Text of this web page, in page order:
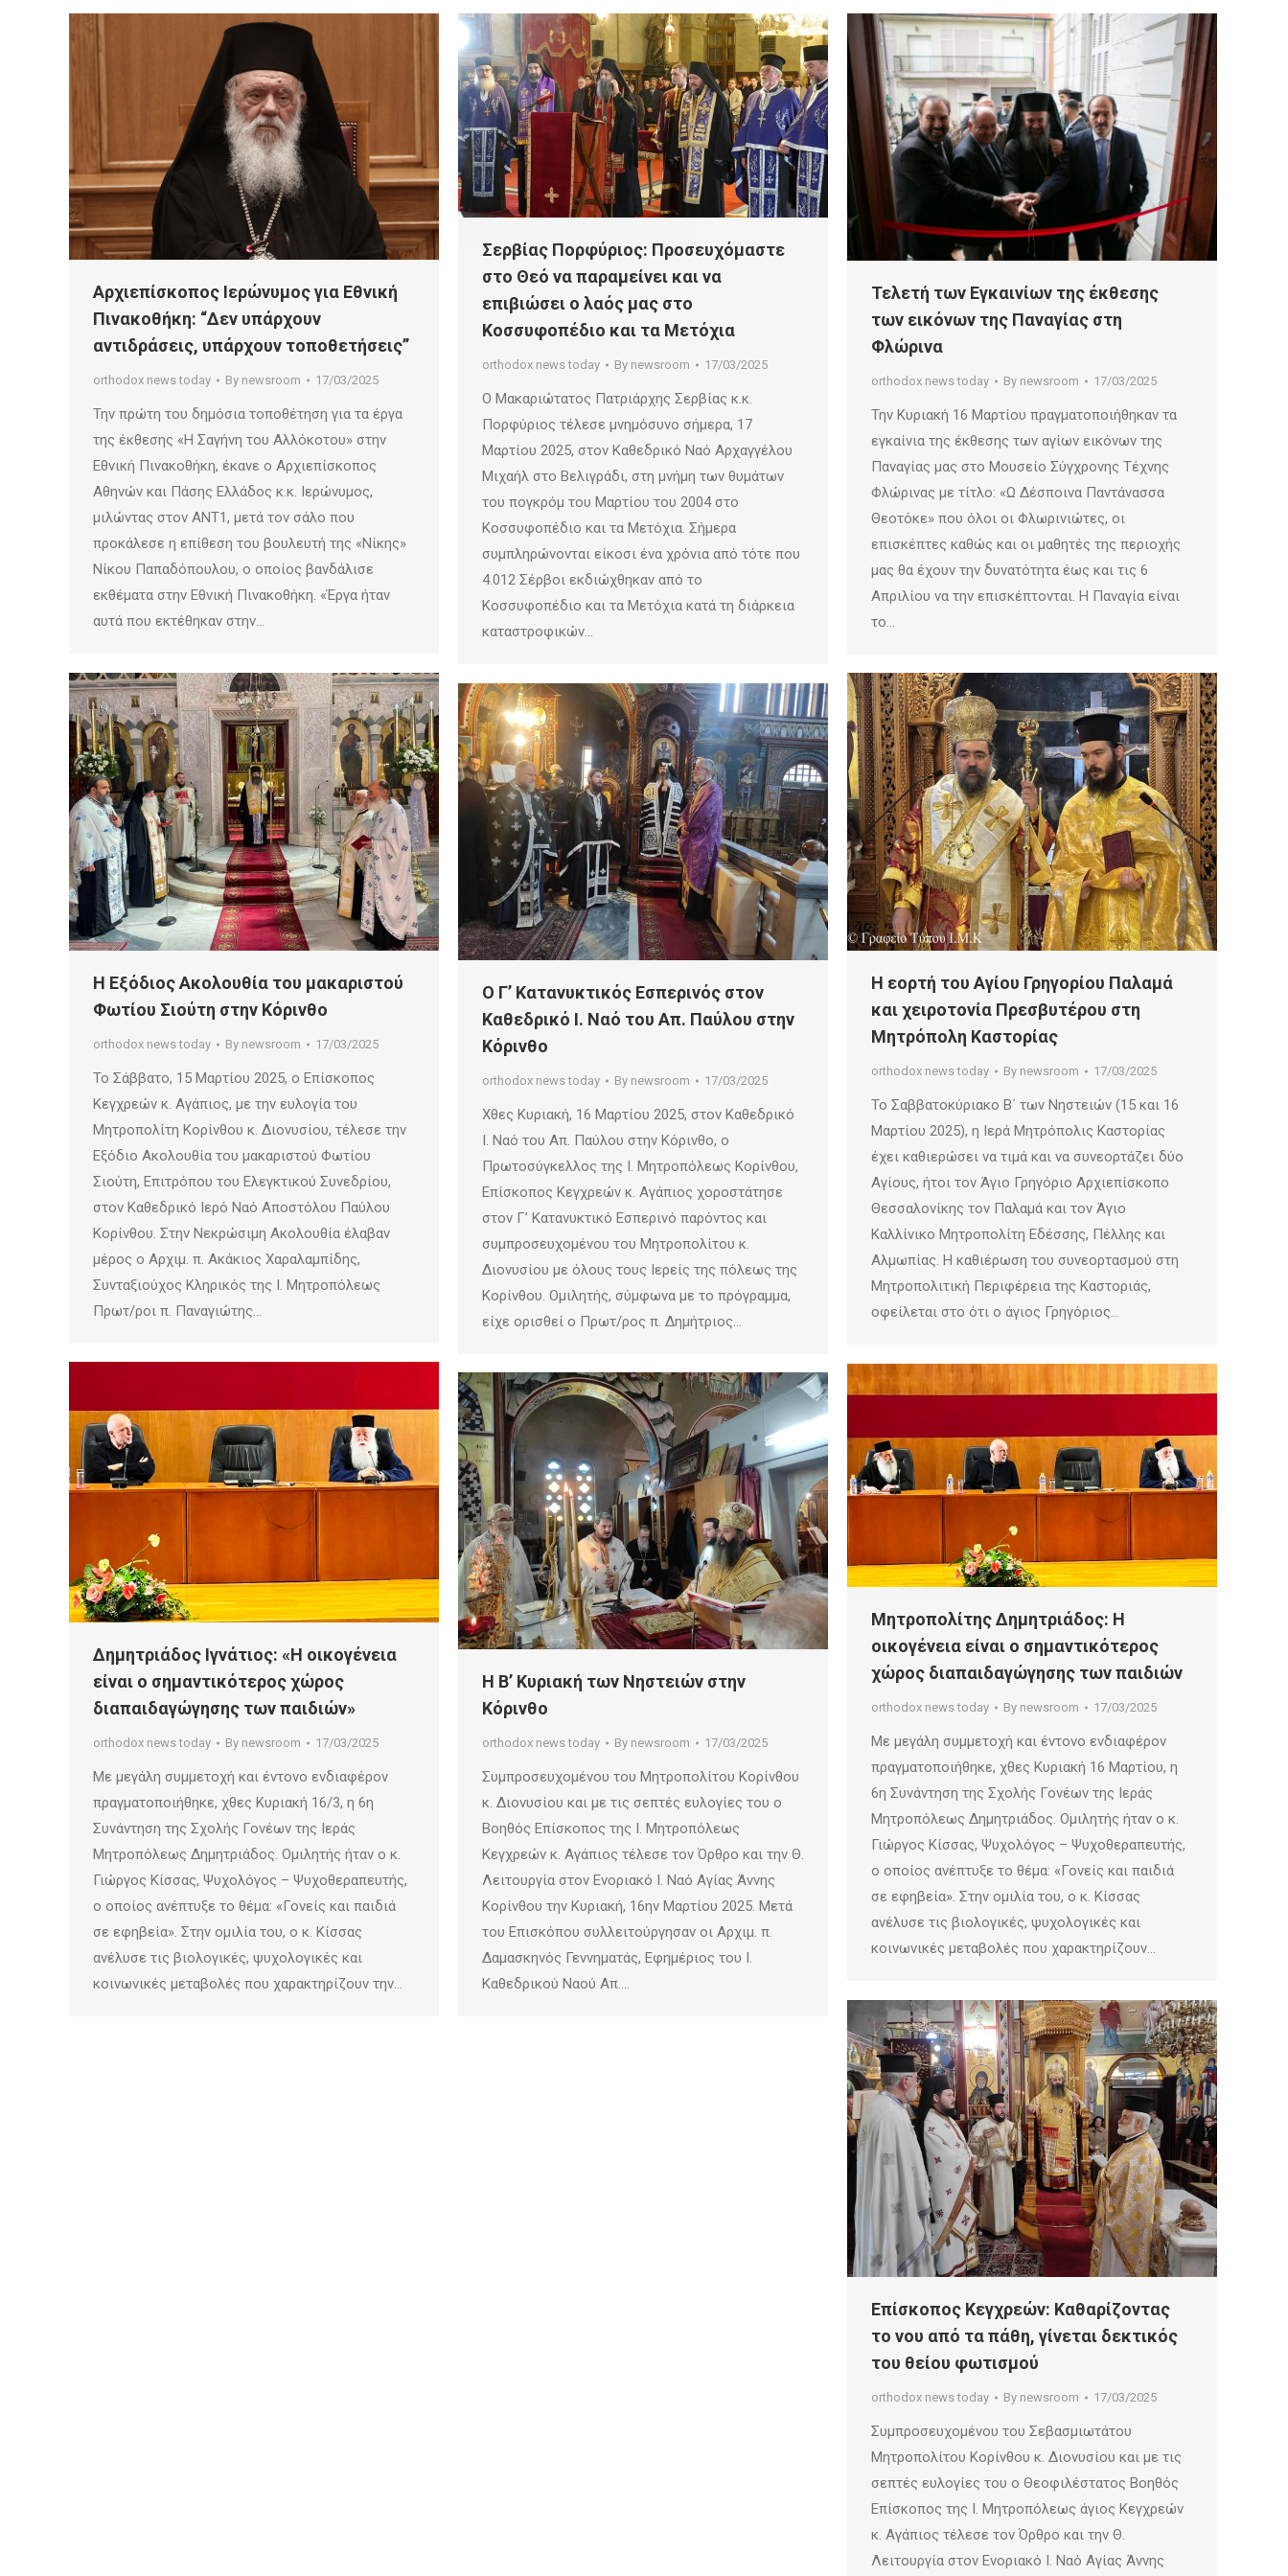
Αρχιεπίσκοπος Ιερώνυμος για Εθνική
Πινακοθήκη: “Δεν υπάρχουν
αντιδράσεις, υπάρχουν τοποθετήσεις”
orthodox news today By newsroom 17/03/2025
Την πρώτη του δημόσια τοποθέτηση για τα έργα
της έκθεσης «Η Σαγήνη του Αλλόκοτου» στην
Εθνική Πινακοθήκη, έκανε ο Αρχιεπίσκοπος
Αθηνών και Πάσης Ελλάδος κ.κ. Ιερώνυμος,
μιλώντας στον ΑΝΤ1, μετά τον σάλο που
προκάλεσε η επίθεση του βουλευτή της «Νίκης»
Νίκου Παπαδόπουλου, ο οποίος βανδάλισε
εκθέματα στην Εθνική Πινακοθήκη. «Έργα ήταν
αυτά που εκτέθηκαν στην…
Σερβίας Πορφύριος: Προσευχόμαστε
στο Θεό να παραμείνει και να
επιβιώσει ο λαός μας στο
Κοσσυφοπέδιο και τα Μετόχια
orthodox news today By newsroom 17/03/2025
Ο Μακαριώτατος Πατριάρχης Σερβίας κ.κ.
Πορφύριος τέλεσε μνημόσυνο σήμερα, 17
Μαρτίου 2025, στον Καθεδρικό Ναό Αρχαγγέλου
Μιχαήλ στο Βελιγράδι, στη μνήμη των θυμάτων
του πογκρόμ του Μαρτίου του 2004 στο
Κοσσυφοπέδιο και τα Μετόχια. Σήμερα
συμπληρώνονται είκοσι ένα χρόνια από τότε που
4.012 Σέρβοι εκδιώχθηκαν από το
Κοσσυφοπέδιο και τα Μετόχια κατά τη διάρκεια
καταστροφικών…
Τελετή των Εγκαινίων της έκθεσης
των εικόνων της Παναγίας στη
Φλώρινα
orthodox news today By newsroom 17/03/2025
Την Κυριακή 16 Μαρτίου πραγματοποιήθηκαν τα
εγκαίνια της έκθεσης των αγίων εικόνων της
Παναγίας μας στο Μουσείο Σύγχρονης Τέχνης
Φλώρινας με τίτλο: «Ω Δέσποινα Παντάνασσα
Θεοτόκε» που όλοι οι Φλωρινιώτες, οι
επισκέπτες καθώς και οι μαθητές της περιοχής
μας θα έχουν την δυνατότητα έως και τις 6
Απριλίου να την επισκέπτονται. Η Παναγία είναι
το…
Η Εξόδιος Ακολουθία του μακαριστού
Φωτίου Σιούτη στην Κόρινθο
orthodox news today By newsroom 17/03/2025
Το Σάββατο, 15 Μαρτίου 2025, ο Επίσκοπος
Κεγχρεών κ. Αγάπιος, με την ευλογία του
Μητροπολίτη Κορίνθου κ. Διονυσίου, τέλεσε την
Εξόδιο Ακολουθία του μακαριστού Φωτίου
Σιούτη, Επιτρόπου του Ελεγκτικού Συνεδρίου,
στον Καθεδρικό Ιερό Ναό Αποστόλου Παύλου
Κορίνθου. Στην Νεκρώσιμη Ακολουθία έλαβαν
μέρος ο Αρχιμ. π. Ακάκιος Χαραλαμπίδης,
Συνταξιούχος Κληρικός της Ι. Μητροπόλεως
Πρωτ/ροι π. Παναγιώτης…
Η εορτή του Αγίου Γρηγορίου Παλαμά
και χειροτονία Πρεσβυτέρου στη
Μητρόπολη Καστορίας
orthodox news today By newsroom 17/03/2025
Το Σαββατοκύριακο Β΄ των Νηστειών (15 και 16
Μαρτίου 2025), η Ιερά Μητρόπολις Καστορίας
έχει καθιερώσει να τιμά και να συνεορτάζει δύο
Αγίους, ήτοι τον Άγιο Γρηγόριο Αρχιεπίσκοπο
Θεσσαλονίκης τον Παλαμά και τον Άγιο
Καλλίνικο Μητροπολίτη Εδέσσης, Πέλλης και
Αλμωπίας. Η καθιέρωση του συνεορτασμού στη
Μητροπολιτική Περιφέρεια της Καστοριάς,
οφείλεται στο ότι ο άγιος Γρηγόριος…
Ο Γ’ Κατανυκτικός Εσπερινός στον
Καθεδρικό Ι. Ναό του Απ. Παύλου στην
Κόρινθο
orthodox news today By newsroom 17/03/2025
Χθες Κυριακή, 16 Μαρτίου 2025, στον Καθεδρικό
Ι. Ναό του Απ. Παύλου στην Κόρινθο, ο
Πρωτοσύγκελλος της Ι. Μητροπόλεως Κορίνθου,
Επίσκοπος Κεγχρεών κ. Αγάπιος χοροστάτησε
στον Γ’ Κατανυκτικό Εσπερινό παρόντος και
συμπροσευχομένου του Μητροπολίτου κ.
Διονυσίου με όλους τους Ιερείς της πόλεως της
Κορίνθου. Ομιλητής, σύμφωνα με το πρόγραμμα,
είχε ορισθεί ο Πρωτ/ρος π. Δημήτριος…
Δημητριάδος Ιγνάτιος: «Η οικογένεια
είναι ο σημαντικότερος χώρος
διαπαιδαγώγησης των παιδιών»
orthodox news today By newsroom 17/03/2025
Με μεγάλη συμμετοχή και έντονο ενδιαφέρον
πραγματοποιήθηκε, χθες Κυριακή 16/3, η 6η
Συνάντηση της Σχολής Γονέων της Ιεράς
Μητροπόλεως Δημητριάδος. Ομιλητής ήταν ο κ.
Γιώργος Κίσσας, Ψυχολόγος – Ψυχοθεραπευτής,
ο οποίος ανέπτυξε το θέμα: «Γονείς και παιδιά
σε εφηβεία». Στην ομιλία του, ο κ. Κίσσας
ανέλυσε τις βιολογικές, ψυχολογικές και
κοινωνικές μεταβολές που χαρακτηρίζουν την…
Μητροπολίτης Δημητριάδος: Η
οικογένεια είναι ο σημαντικότερος
χώρος διαπαιδαγώγησης των παιδιών
orthodox news today By newsroom 17/03/2025
Με μεγάλη συμμετοχή και έντονο ενδιαφέρον
πραγματοποιήθηκε, χθες Κυριακή 16 Μαρτίου, η
6η Συνάντηση της Σχολής Γονέων της Ιεράς
Μητροπόλεως Δημητριάδος. Ομιλητής ήταν ο κ.
Γιώργος Κίσσας, Ψυχολόγος – Ψυχοθεραπευτής,
ο οποίος ανέπτυξε το θέμα: «Γονείς και παιδιά
σε εφηβεία». Στην ομιλία του, ο κ. Κίσσας
ανέλυσε τις βιολογικές, ψυχολογικές και
κοινωνικές μεταβολές που χαρακτηρίζουν…
Η Β’ Κυριακή των Νηστειών στην
Κόρινθο
orthodox news today By newsroom 17/03/2025
Συμπροσευχομένου του Μητροπολίτου Κορίνθου
κ. Διονυσίου και με τις σεπτές ευλογίες του ο
Βοηθός Επίσκοπος της Ι. Μητροπόλεως
Κεγχρεών κ. Αγάπιος τέλεσε τον Όρθρο και την Θ.
Λειτουργία στον Ενοριακό Ι. Ναό Αγίας Άννης
Κορίνθου την Κυριακή, 16ην Μαρτίου 2025. Μετά
του Επισκόπου συλλειτούργησαν οι Αρχιμ. π.
Δαμασκηνός Γεννηματάς, Εφημέριος του Ι.
Καθεδρικού Ναού Απ.…
Επίσκοπος Κεγχρεών: Καθαρίζοντας
το νου από τα πάθη, γίνεται δεκτικός
του θείου φωτισμού
orthodox news today By newsroom 17/03/2025
Συμπροσευχομένου του Σεβασμιωτάτου
Μητροπολίτου Κορίνθου κ. Διονυσίου και με τις
σεπτές ευλογίες του ο Θεοφιλέστατος Βοηθός
Επίσκοπος της Ι. Μητροπόλεως άγιος Κεγχρεών
κ. Αγάπιος τέλεσε τον Όρθρο και την Θ.
Λειτουργία στον Ενοριακό Ι. Ναό Αγίας Άννης